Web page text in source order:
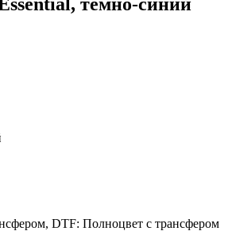
DTF: Полноцвет с трансфером